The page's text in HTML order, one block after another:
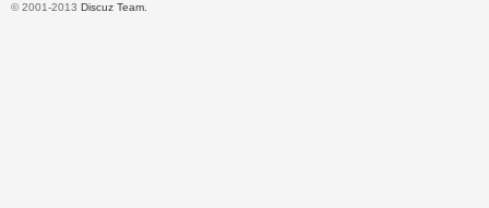
© 2001-2013 Discuz Team.